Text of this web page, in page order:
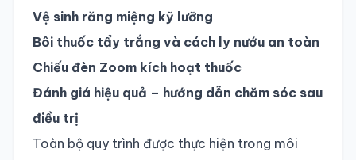
Vệ sinh răng miệng kỹ lưỡng
Bôi thuốc tẩy trắng và cách ly nướu an toàn
Chiếu đèn Zoom kích hoạt thuốc
Đánh giá hiệu quả – hướng dẫn chăm sóc sau
điều trị
Toàn bộ quy trình được thực hiện trong môi